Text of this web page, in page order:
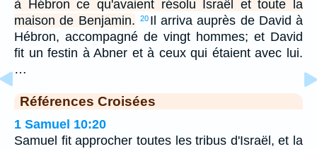
à Hébron ce qu'avaient résolu Israël et toute la
maison de Benjamin.
20 Il arriva auprès de David à
Hébron, accompagné de vingt hommes; et David
fit un festin à Abner et à ceux qui étaient avec lui.
…
Références Croisées
1 Samuel 10:20
Samuel fit approcher toutes les tribus d'Israël, et la